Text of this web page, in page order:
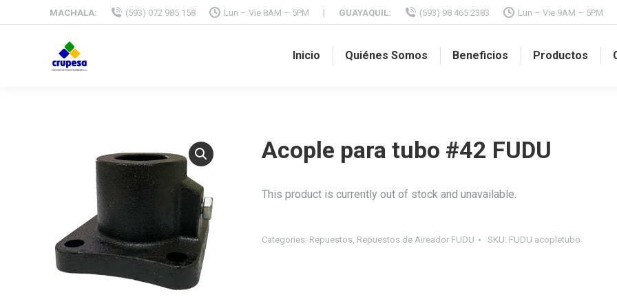
MACHALA: (593) 072 985 158 Lun – Vie 8AM – 5PM | GUAYAQUIL: (593) 98 465 2383 Lun – Vie 9AM – 5PM
Inicio Quiénes Somos Beneficios Productos
Acople para tubo #42 FUDU
This product is currently out of stock and unavailable.
Categories: Repuestos, Repuestos de Aireador FUDU SKU: FUDU acopletubo